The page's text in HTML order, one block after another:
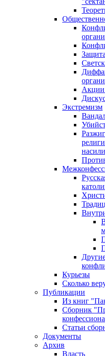
Акции
Экстремизм
Курьезы
Сколько
Публикации
Из книг
Сборник
Статьи
Документы
Архив
Власть